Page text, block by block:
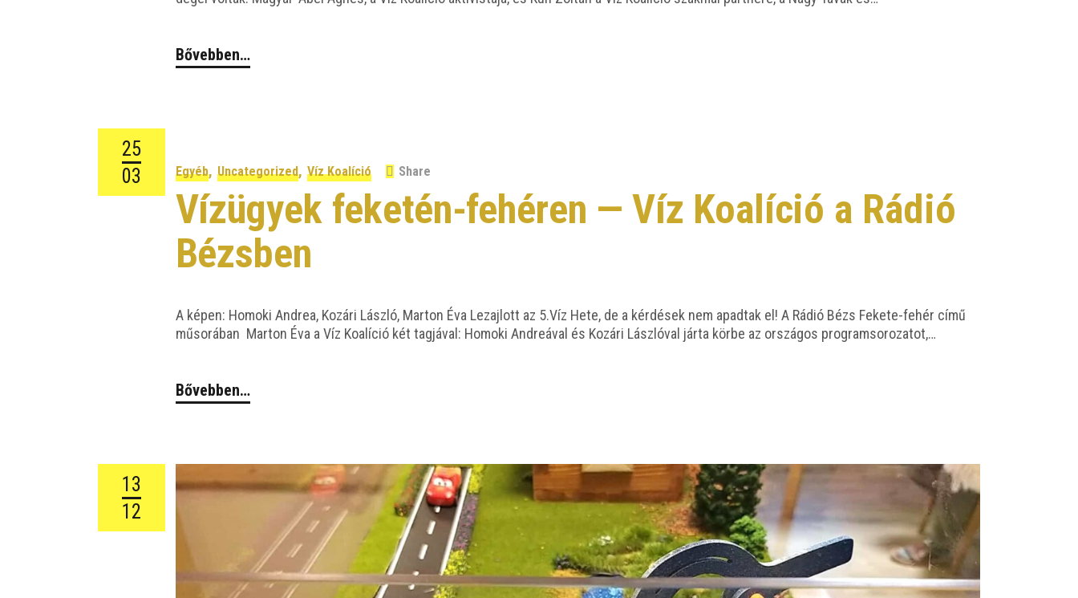
Bővebben…
25
03
Egyéb, Uncategorized, Víz Koalíció Share
Vízügyek feketén-fehéren — Víz Koalíció a Rádió
Bézsben
A képen: Homo­ki And­rea, Kozá­ri Lász­ló, Mar­ton Éva Lezaj­lott az 5.Víz Hete, de a kér­dé­sek nem apad­tak el! A Rádió Bézs Feke­­te-fehér című
műso­rá­ban Mar­ton Éva a Víz Koa­lí­ció két tag­já­val: Homo­ki And­re­á­val és Kozá­ri Lász­ló­val jár­ta kör­be az orszá­gos programsorozatot,…
Bővebben…
13
12